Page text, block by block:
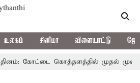
உலகம் சினிமா விளையாட்டு
கோட்டை கொத்தளத்தில் முதல் முறையாக